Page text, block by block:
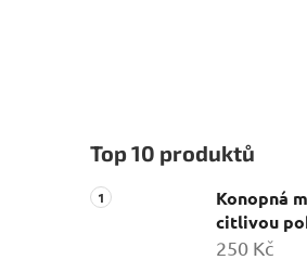
Top 10 produktů
Konopná
citlivou
250 Kč